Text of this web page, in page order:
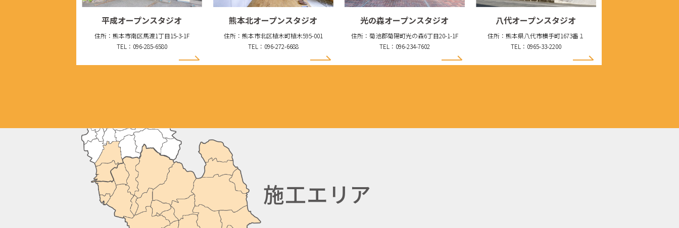
平成オープンスタジオ
住所：熊本市南区馬渡1丁目15-3-1F
TEL：096-285-6580
熊本北オープンスタジオ
住所：熊本市北区植木町植木595-001
TEL：096-272-6688
光の森オープンスタジオ
住所：菊池郡菊陽町光の森6丁目20-1-1F
TEL：096-234-7602
八代オープンスタジオ
住所：熊本県八代市横手町1673番１
TEL：0965-33-2200
施工エリア